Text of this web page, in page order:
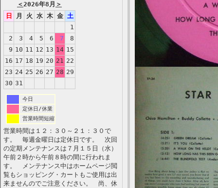
＜2026年8月 ＞
日
月 火 水 木 金 土
1
2
3 4 5 6 7
8
9 10 11 12 13 14 15
16 17 18 19 20 21 22
23 24 25 26 27 28 29
30 31
今日
定休日/休業
営業時間短縮
営業時間は１２：３０～２１：３０で
す。 毎週金曜日は定休日です。 次回
の定期メンテナンスは７月１５日（水）
午前２時から午前８時の間に行われま
す。 メンテナンス中はホームページ閲
覧もショッピング・カートもご使用は出
来ませんのでご注意ください。 尚、休